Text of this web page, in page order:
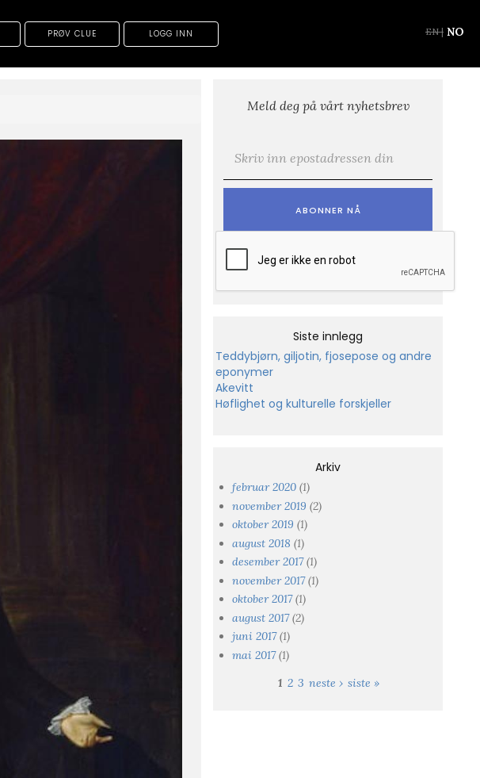
PRØV CLUE LOGG INN EN| NO
Meld deg på vårt nyhetsbrev
Siste innlegg
Teddybjørn, giljotin, fjosepose og andre
eponymer
Akevitt
Høflighet og kulturelle forskjeller
Arkiv
februar 2020 (1)
november 2019 (2)
oktober 2019 (1)
august 2018 (1)
desember 2017(1)
november 2017(1)
oktober 2017(1)
august 2017(2)
juni 2017(1)
mai 2017(1)
1 2 3 neste › siste »